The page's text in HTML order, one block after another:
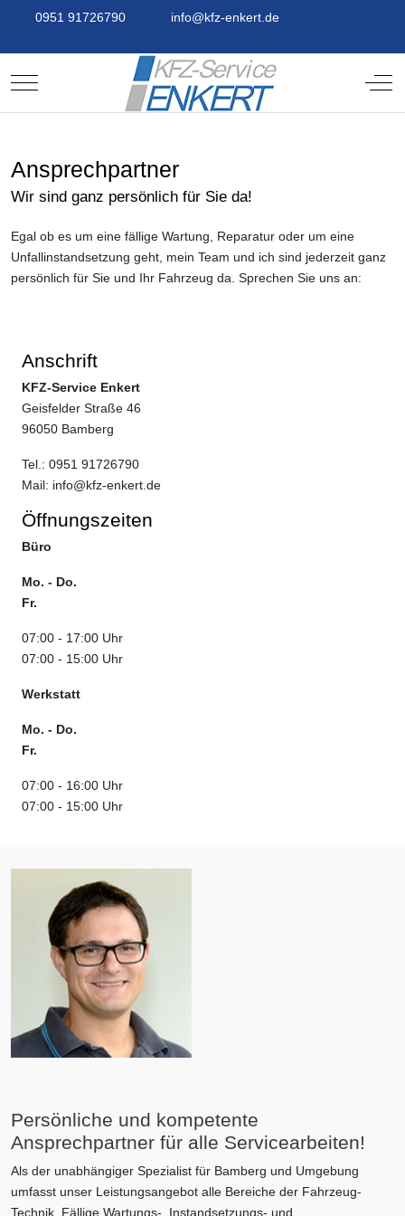
0951 91726790 info@kfz-enkert.de
Mobile Menu Toggle Off-
Ansprechpartner
Wir sind ganz persönlich für Sie da!
Egal ob es um eine fällige Wartung, Reparatur oder um eine
Unfallinstandsetzung geht, mein Team und ich sind jederzeit ganz
persönlich für Sie und Ihr Fahrzeug da. Sprechen Sie uns an:
Anschrift
KFZ-Service Enkert
Geisfelder Straße 46
96050 Bamberg
Tel.: 0951 91726790
Mail: info@kfz-enkert.de
Öffnungszeiten
Büro
Mo. - Do.
Fr.
07:00 - 17:00 Uhr
07:00 - 15:00 Uhr
Werkstatt
Mo. - Do.
Fr.
07:00 - 16:00 Uhr
07:00 - 15:00 Uhr
Persönliche und kompetente
Ansprechpartner für alle Servicearbeiten!
Als der unabhängiger Spezialist für Bamberg und Umgebung
umfasst unser Leistungsangebot alle Bereiche der Fahrzeug-
Technik. Fällige Wartungs-, Instandsetzungs- und